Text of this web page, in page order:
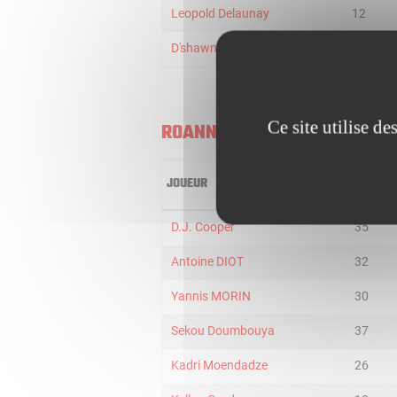
Leopold Delaunay 12
D'shawn Schwartz
ROANNE
JOUEUR
D.J. Cooper 35
Antoine DIOT 32
Yannis MORIN 30
Sekou Doumbouya 37
Kadri Moendadze 26
Ce site utilise